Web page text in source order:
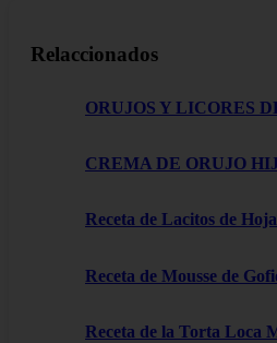
Relaccionados
ORUJOS Y LICORES
CREMA DE ORUJO
Receta de Lacitos de
Receta de Mousse de
Receta de la Torta Loca